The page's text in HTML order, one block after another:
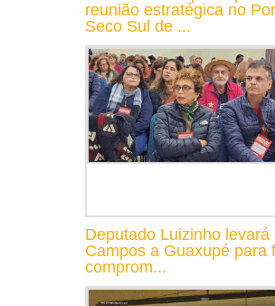
reunião estratégica no
Seco Sul de ...
Deputado Luizinho levará
Campos a Guaxupé para
comprom...